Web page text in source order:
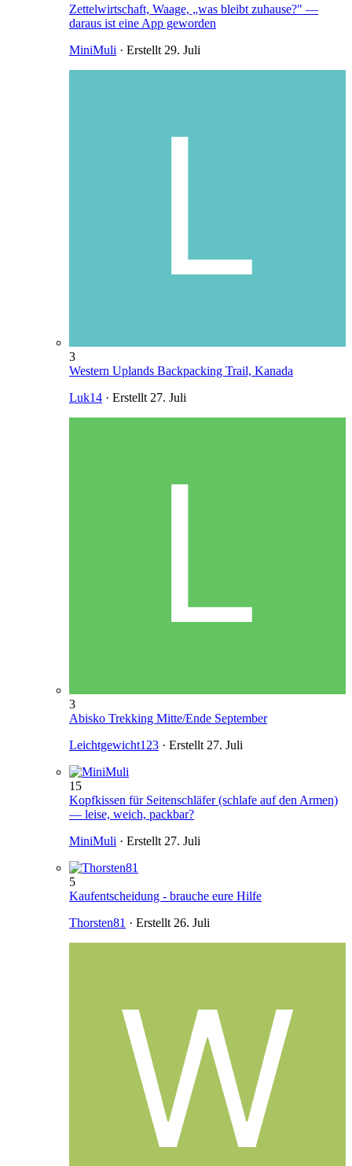
Zettelwirtschaft, Waage, „was bleibt zuhause?" —
daraus ist eine App geworden
MiniMuli · Erstellt 29. Juli
3
Western Uplands Backpacking Trail, Kanada
Luk14 · Erstellt 27. Juli
3
Abisko Trekking Mitte/Ende September
Leichtgewicht123 · Erstellt 27. Juli
15
Kopfkissen für Seitenschläfer (schlafe auf den Armen)
— leise, weich, packbar?
MiniMuli · Erstellt 27. Juli
5
Kaufentscheidung - brauche eure Hilfe
Thorsten81 · Erstellt 26. Juli